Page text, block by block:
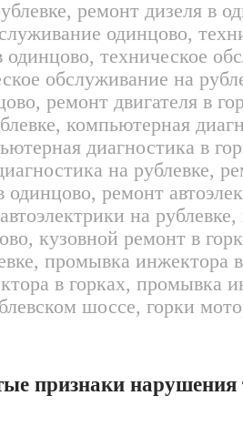
признаки нарушения